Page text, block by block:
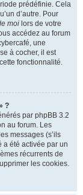
prédéfinie. Cela
d’autre. Pour
moi lors de votre
accédez au forum
une
à cocher, il est
fonctionnalité.
?
par phpBB 3.2
au forum. Les
messages (s’ils
a été activée par un
récurrents de
les cookies.